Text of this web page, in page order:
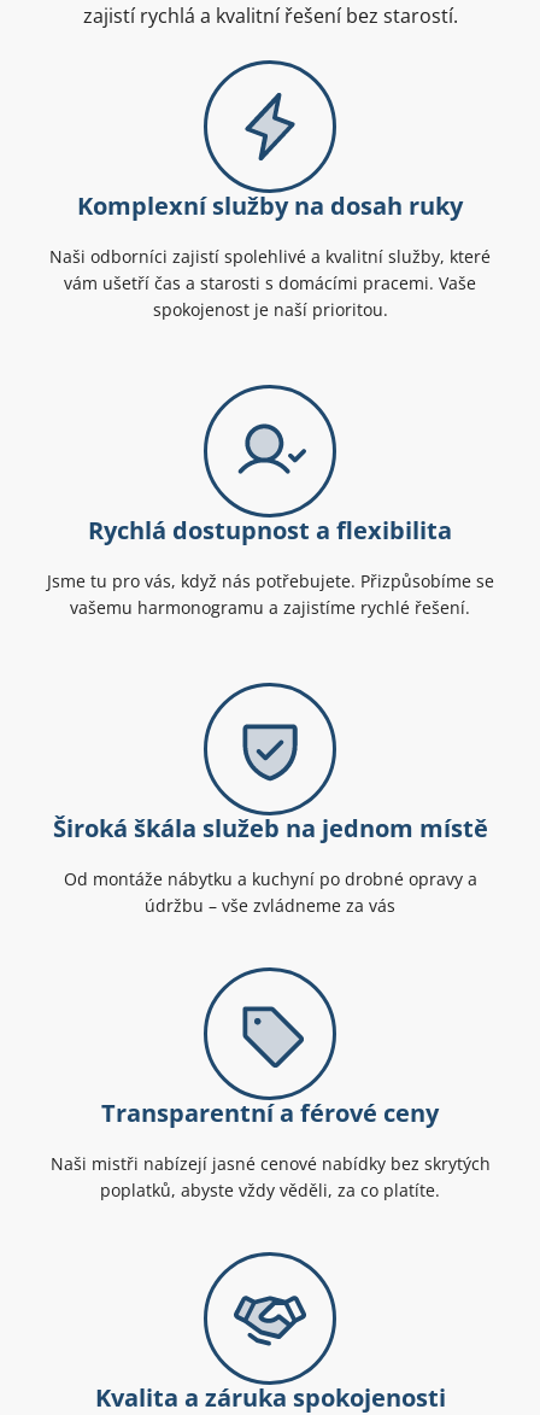
zajistí rychlá a kvalitní řešení bez starostí.
Komplexní služby na dosah ruky
Naši odborníci zajistí spolehlivé a kvalitní služby, které
vám ušetří čas a starosti s domácími pracemi. Vaše
spokojenost je naší prioritou.
Rychlá dostupnost a flexibilita
Jsme tu pro vás, když nás potřebujete. Přizpůsobíme se
vašemu harmonogramu a zajistíme rychlé řešení.
Široká škála služeb na jednom místě
Od montáže nábytku a kuchyní po drobné opravy a
údržbu – vše zvládneme za vás
Transparentní a férové ceny
Naši mistři nabízejí jasné cenové nabídky bez skrytých
poplatků, abyste vždy věděli, za co platíte.
Kvalita a záruka spokojenosti